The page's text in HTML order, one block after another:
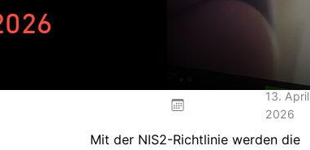
müssen Domain-
13. April
2026
Mit der NIS2-Richtlinie werden die